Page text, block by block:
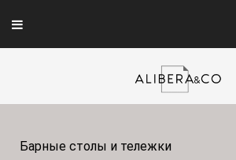
Toggle
navigation
Барные столы и тележки